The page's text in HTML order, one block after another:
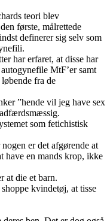
teori blev
første, målrettede
definerer sig selv som
har erfaret, at disse har
MtF’er samt
fra de
”hende vil jeg have sex
som fetichistisk
er det afgørende at
have en mands krop, ikke
at die et barn.
kvindetøj, at tisse